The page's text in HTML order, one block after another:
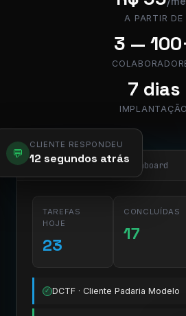
A PARTIR DE
3 —
7 dias
IMPLANTAÇÃO
💬
CLIENTE RESPONDEU
12 segundos atrás
app.pier.mobi/dashboard
TAREFAS
HOJE
23
CONCLUÍDAS
17
✓ DCTF · Cliente Padaria Modelo